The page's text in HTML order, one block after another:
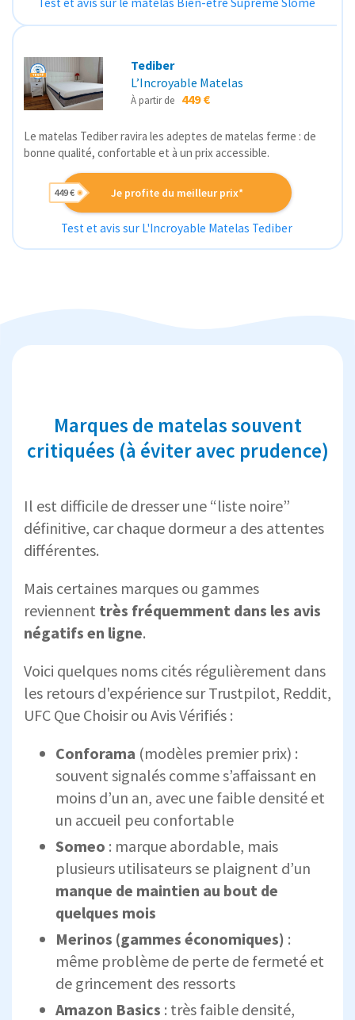
Tediber
L’Incroyable Matelas
À partir de 449 €
Le matelas Tediber ravira les adeptes de matelas ferme : de
bonne qualité, confortable et à un prix accessible.
Je profite du meilleur prix*
449 €
Test et avis sur L'Incroyable Matelas Tediber
Marques de matelas souvent
critiquées (à éviter avec prudence)
Il est difficile de dresser une “liste noire”
définitive, car chaque dormeur a des attentes
différentes.
Mais certaines marques ou gammes
reviennent très fréquemment dans les avis
négatifs en ligne.
Voici quelques noms cités régulièrement dans
les retours d'expérience sur Trustpilot, Reddit,
UFC Que Choisir ou Avis Vérifiés :
Conforama (modèles premier prix) :
souvent signalés comme s’affaissant en
moins d’un an, avec une faible densité et
un accueil peu confortable
Someo : marque abordable, mais
plusieurs utilisateurs se plaignent d’un
manque de maintien au bout de
quelques mois
Merinos (gammes économiques) :
même problème de perte de fermeté et
de grincement des ressorts
Amazon Basics : très faible densité,